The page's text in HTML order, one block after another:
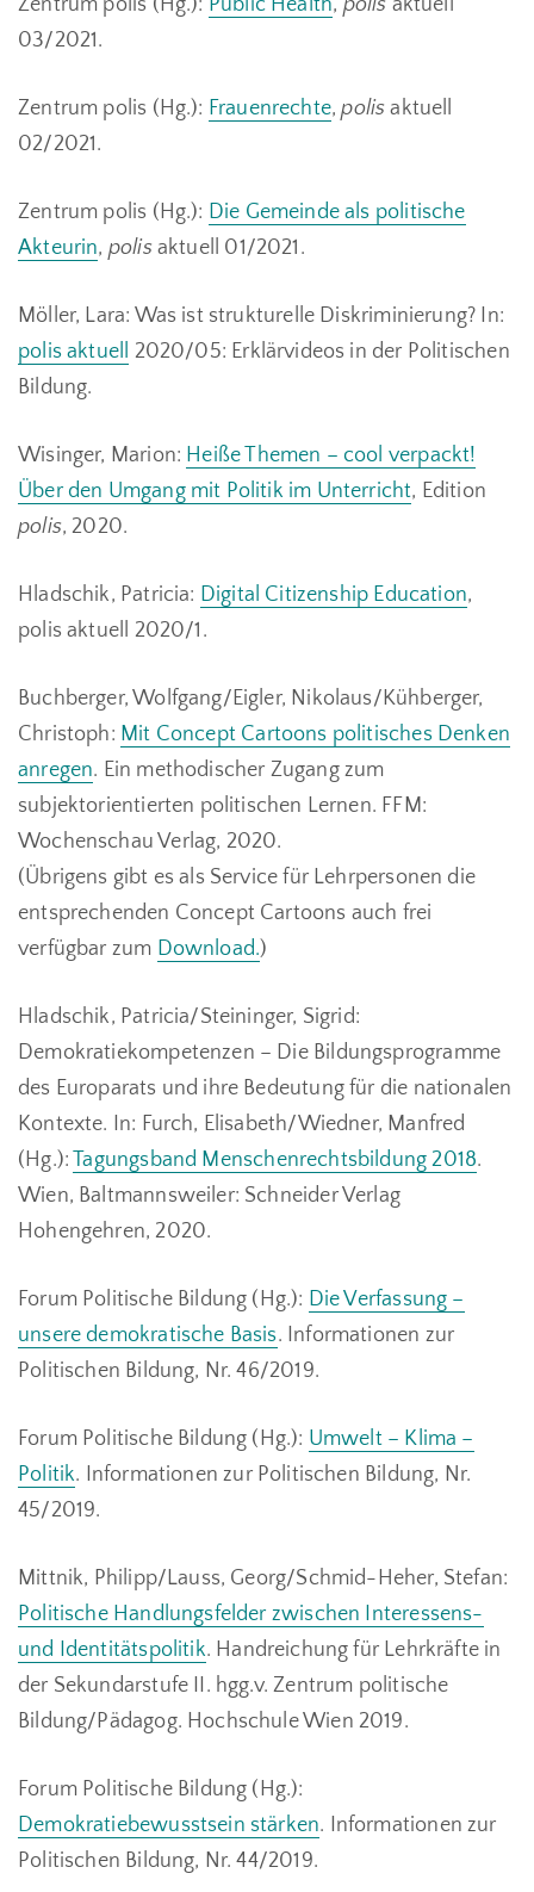
Zentrum polis (Hg.): Public Health, polis aktuell
03/2021.
Zentrum polis (Hg.): Frauenrechte,polis aktuell
02/2021.
Zentrum polis (Hg.): Die Gemeinde als politische
Akteurin, polisaktuell 01/2021.
Möller, Lara: Was ist strukturelle Diskriminierung? In:
polis aktuell 2020/05: Erklärvideos in der Politischen
Bildung.
Wisinger, Marion: Heiße Themen – cool verpackt!
Über den Umgang mit Politik im Unterricht, Edition
polis, 2020.
Hladschik, Patricia: Digital Citizenship Education,
polis aktuell 2020/1.
Buchberger, Wolfgang/Eigler, Nikolaus/Kühberger,
Christoph: Mit Concept Cartoons politisches Denken
anregen. Ein methodischer Zugang zum
subjektorientierten politischen Lernen. FFM:
Wochenschau Verlag, 2020.
(Übrigens gibt es als Service für Lehrpersonen die
entsprechenden Concept Cartoons auch frei
verfügbar zum Download.)
Hladschik, Patricia/Steininger, Sigrid:
Demokratiekompetenzen – Die Bildungsprogramme
des Europarats und ihre Bedeutung für die nationalen
Kontexte. In: Furch, Elisabeth/Wiedner, Manfred
(Hg.): Tagungsband Menschenrechtsbildung 2018.
Wien, Baltmannsweiler: Schneider Verlag
Hohengehren, 2020.
Forum Politische Bildung (Hg.): Die Verfassung –
unsere demokratische Basis. Informationen zur
Politischen Bildung, Nr. 46/2019.
Forum Politische Bildung (Hg.): Umwelt – Klima –
Politik. Informationen zur Politischen Bildung, Nr.
45/2019.
Mittnik, Philipp/Lauss, Georg/Schmid-Heher, Stefan:
Politische Handlungsfelder zwischen Interessens-
und Identitätspolitik. Handreichung für Lehrkräfte in
der Sekundarstufe II. hgg.v. Zentrum politische
Bildung/Pädagog. Hochschule Wien 2019.
Forum Politische Bildung (Hg.):
Demokratiebewusstsein stärken. Informationen zur
Politischen Bildung, Nr. 44/2019.